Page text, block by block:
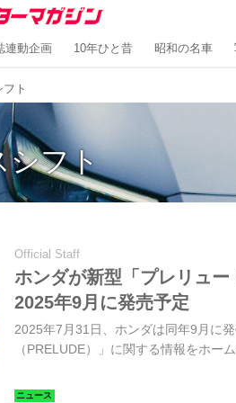
連動企画 10年ひと昔 昭和の名車
ト
シフト
Official Staff
ホンダが新型「プレリュー
2025年9月に発売予定
2025年7月31日、ホンダは同年9月に
（PRELUDE）」に関する情報をホー